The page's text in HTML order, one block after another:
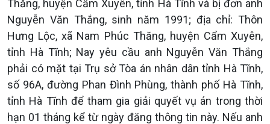
Thăng, huyện Cẩm Xuyên, tỉnh Hà Tĩnh và bị đơn anh
Nguyễn Văn Thắng, sinh năm 1991; địa chỉ: Thôn
Hưng Lộc, xã Nam Phúc Thăng, huyện Cẩm Xuyên,
tỉnh Hà Tĩnh; Nay yêu cầu anh Nguyễn Văn Thắng
phải có mặt tại Trụ sở Tòa án nhân dân tỉnh Hà Tĩnh,
số 96A, đường Phan Đình Phùng, thành phố Hà Tĩnh,
tỉnh Hà Tĩnh để tham gia giải quyết vụ án trong thời
hạn 01 tháng kể từ ngày đăng thông tin này. Nếu anh